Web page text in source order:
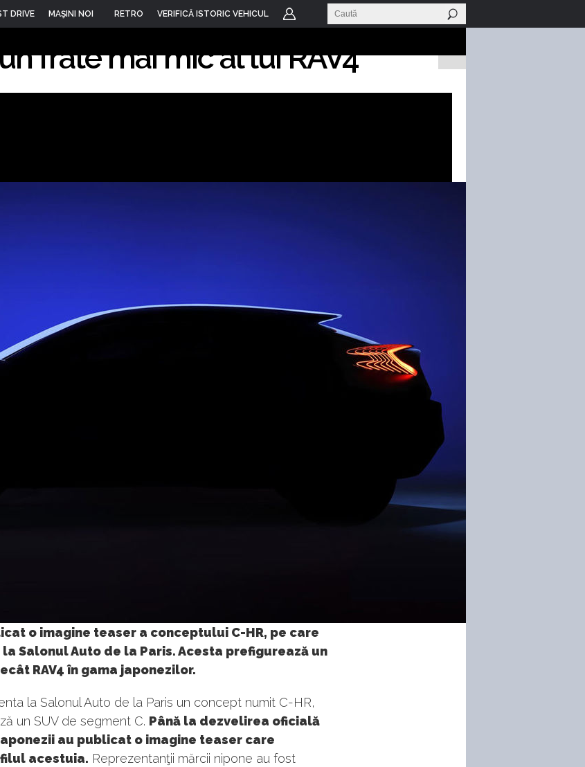
DRIVE MAŞINI NOI RETRO VERIFICĂ ISTORIC VEHICUL
prototipul din care se
frate mai mic al lui RAV4
o imagine teaser a conceptului C-HR, pe care
Salonul Auto de la Paris. Acesta prefigurează un
RAV4 în gama japonezilor.
la Salonul Auto de la Paris un concept numit C-HR,
un SUV de segment C. Până la dezvelirea oficială
au publicat o imagine teaser care
acestuia. Reprezentanţii mărcii nipone au fost